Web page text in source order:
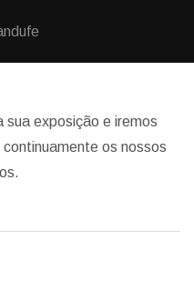
sua exposição e iremos
os nossos